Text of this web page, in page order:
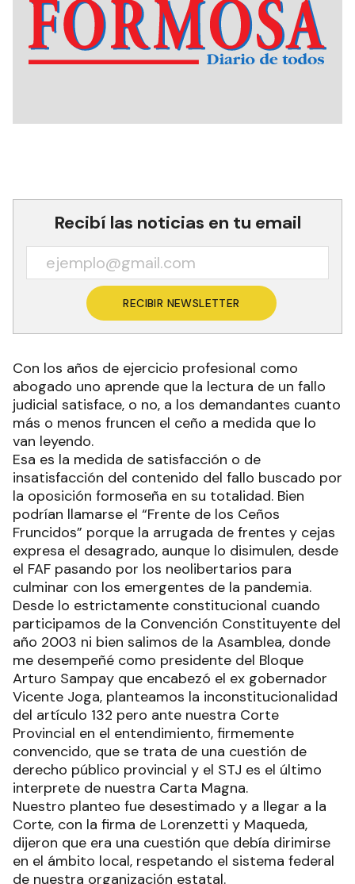
Recibí las noticias en tu email
RECIBIR NEWSLETTER
Con los años de ejercicio profesional como
abogado uno aprende que la lectura de un fallo
judicial satisface, o no, a los demandantes cuanto
más o menos fruncen el ceño a medida que lo
van leyendo.
Esa es la medida de satisfacción o de
insatisfacción del contenido del fallo buscado por
la oposición formoseña en su totalidad. Bien
podrían llamarse el “Frente de los Ceños
Fruncidos” porque la arrugada de frentes y cejas
expresa el desagrado, aunque lo disimulen, desde
el FAF pasando por los neolibertarios para
culminar con los emergentes de la pandemia.
Desde lo estrictamente constitucional cuando
participamos de la Convención Constituyente del
año 2003 ni bien salimos de la Asamblea, donde
me desempeñé como presidente del Bloque
Arturo Sampay que encabezó el ex gobernador
Vicente Joga, planteamos la inconstitucionalidad
del artículo 132 pero ante nuestra Corte
Provincial en el entendimiento, firmemente
convencido, que se trata de una cuestión de
derecho público provincial y el STJ es el último
interprete de nuestra Carta Magna.
Nuestro planteo fue desestimado y a llegar a la
Corte, con la firma de Lorenzetti y Maqueda,
dijeron que era una cuestión que debía dirimirse
en el ámbito local, respetando el sistema federal
de nuestra organización estatal.